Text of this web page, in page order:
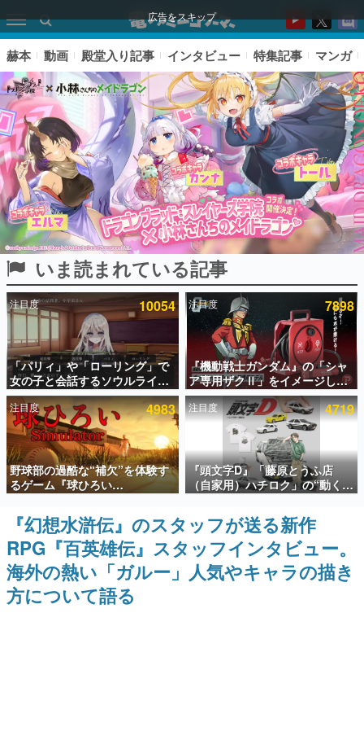
広告をスキップ
ピックアップ
電ファミのいま読まれている記事ランキング
アプリセール情報
インタビュー
連載・特集一覧
殿堂入り記事
SNS拡散数が数千以上！ ページビュー数万以上！ などな
ど。多くの人々に読まれた、電ファミ渾身の“殿堂入り”記
事をまとめました。
ゲームの企画書
名作ゲームクリエイターの方々に製作時のエピソードをお
聞きし、ヒットする企画（ゲーム）とは何か？を探ってい
きます。
赫本
この物語を解いてはいけない。『赫本』は、〈試験問題〉
赫本 動画 殿堂入り記事 インタビュー 特集記事 マンガ
いま読まれている記事
注目度 10054
「パリィ」や「ローリング」で
女の子と会話するソウルライク
恋愛ゲーム『小早川さんはソウ
ルライク』無料公開。返事に失
敗すると「YOU DIED」
注目度 7898
『機動戦士ガンダム』の「シャ
ア専用ザクⅡ」をイメージした
散水ホースリールが予約開始。
本体にはシャアのパーソナルマ
ークやジオン公国軍のエンブレ
ム、型式番号などを配置
注目度 4983
野球部の過酷な“補欠”を体験す
るゲーム『球ひろい
Simulator』が「1件」のウィッ
シュリストをもとにチェコ語に
対応しSNSで話題に。『キング
ダム・カム』開発元やチェコの
プロ野球選手から称賛の声
注目度 4719
『頭文字D』「藤原とうふ店
（自家用）ハチロク」の“動くテ
ィッシュケース”が買えるポップ
アップショップが開催へ。マン
ガの舞台である群馬の「イオン
モール高崎」にて、8月11日か
ら8月20日までの期間限定で開
催予定
『幻想水滸伝』のスタッフが送る新作
RPG『百英雄伝』スタッフインタビュー。
海外の熱い「ガルー」人気やキャラの描き
方について語る